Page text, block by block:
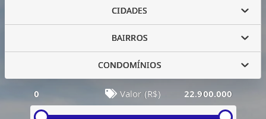
CIDADES
BAIRROS
CONDOMÍNIOS
0 Valor (R$) 22.900.000